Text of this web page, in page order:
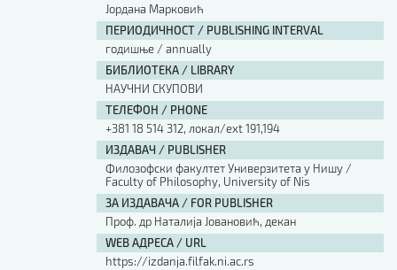
Јордана Марковић
ПЕРИОДИЧНОСТ / PUBLISHING INTERVAL
годишње / annually
БИБЛИОТЕКА / LIBRARY
НАУЧНИ СКУПОВИ
ТЕЛЕФОН / PHONE
+381 18 514 312, локал/ext 191,194
ИЗДАВАЧ / PUBLISHER
Филозофски факултет Универзитета у Нишу /
Faculty of Philosophy, University of Nis
ЗА ИЗДАВАЧА / FOR PUBLISHER
Проф. др Наталија Јовановић, декан
WEB АДРЕСА / URL
https://izdanja.filfak.ni.ac.rs